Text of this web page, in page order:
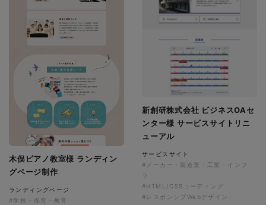
新創研株式会社 ビジネスOAセ
ンター様 サービスサイトリニ
ューアル
サービスサイト
#メーカー・製造業・工業・インフ
ラ
#HTML/CSSコーディング
#レスポンシブWebデザイン
木俣ピアノ教室様 ランディン
グページ制作
ランディングページ
#学校・保育・教育